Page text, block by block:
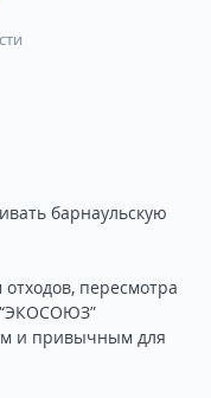
барнаульскую
пересмотра
“ЭКОСОЮЗ”
и привычным для